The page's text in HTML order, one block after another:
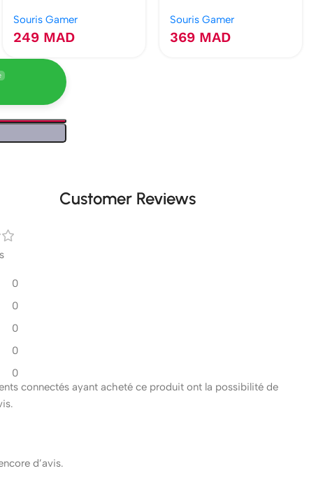
Souris Gamer
249 MAD
Souris Gamer
369 MAD
Customer Reviews
0
0
0
0
0
d’avis.
connectés ayant acheté ce produit ont la possibilité de